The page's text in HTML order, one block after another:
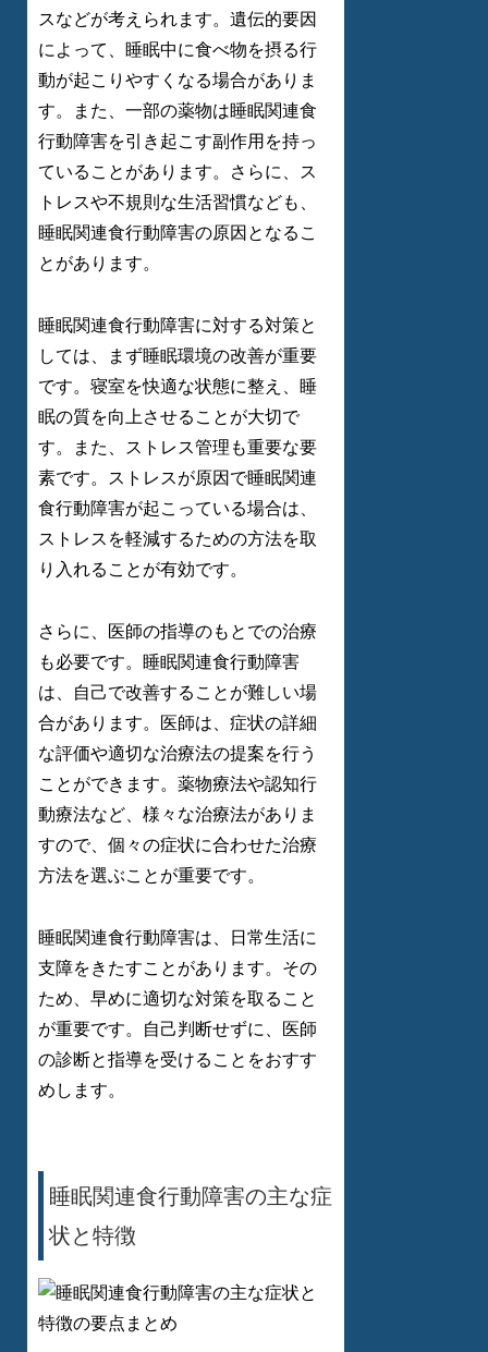
スなどが考えられます。遺伝的要因
によって、睡眠中に食べ物を摂る行
動が起こりやすくなる場合がありま
す。また、一部の薬物は睡眠関連食
行動障害を引き起こす副作用を持っ
ていることがあります。さらに、ス
トレスや不規則な生活習慣なども、
睡眠関連食行動障害の原因となるこ
とがあります。
睡眠関連食行動障害に対する対策と
しては、まず睡眠環境の改善が重要
です。寝室を快適な状態に整え、睡
眠の質を向上させることが大切で
す。また、ストレス管理も重要な要
素です。ストレスが原因で睡眠関連
食行動障害が起こっている場合は、
ストレスを軽減するための方法を取
り入れることが有効です。
さらに、医師の指導のもとでの治療
も必要です。睡眠関連食行動障害
は、自己で改善することが難しい場
合があります。医師は、症状の詳細
な評価や適切な治療法の提案を行う
ことができます。薬物療法や認知行
動療法など、様々な治療法がありま
すので、個々の症状に合わせた治療
方法を選ぶことが重要です。
睡眠関連食行動障害は、日常生活に
支障をきたすことがあります。その
ため、早めに適切な対策を取ること
が重要です。自己判断せずに、医師
の診断と指導を受けることをおすす
めします。
睡眠関連食行動障害の主な症
状と特徴